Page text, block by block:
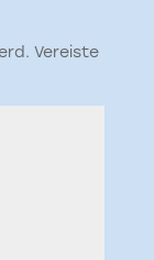
Vereiste